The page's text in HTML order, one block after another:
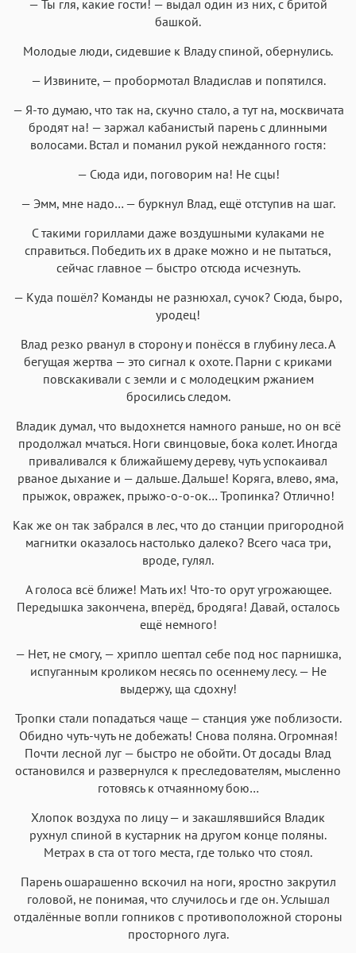
— Ты гля, какие гости! — выдал один из них, с бритой
башкой.
Молодые люди, сидевшие к Владу спиной, обернулись.
— Извините, — пробормотал Владислав и попятился.
— Я-то думаю, что так на, скучно стало, а тут на, москвичата
бродят на! — заржал кабанистый парень с длинными
волосами. Встал и поманил рукой нежданного гостя:
— Сюда иди, поговорим на! Не сцы!
— Эмм, мне надо… — буркнул Влад, ещё отступив на шаг.
С такими гориллами даже воздушными кулаками не
справиться. Победить их в драке можно и не пытаться,
сейчас главное — быстро отсюда исчезнуть.
— Куда пошёл? Команды не разнюхал, сучок? Сюда, быро,
уродец!
Влад резко рванул в сторону и понёсся в глубину леса. А
бегущая жертва — это сигнал к охоте. Парни с криками
повскакивали с земли и с молодецким ржанием
бросились следом.
Владик думал, что выдохнется намного раньше, но он всё
продолжал мчаться. Ноги свинцовые, бока колет. Иногда
приваливался к ближайшему дереву, чуть успокаивал
рваное дыхание и — дальше. Дальше! Коряга, влево, яма,
прыжок, овражек, прыжо-о-о-ок… Тропинка? Отлично!
Как же он так забрался в лес, что до станции пригородной
магнитки оказалось настолько далеко? Всего часа три,
вроде, гулял.
А голоса всё ближе! Мать их! Что-то орут угрожающее.
Передышка закончена, вперёд, бродяга! Давай, осталось
ещё немного!
— Нет, не смогу, — хрипло шептал себе под нос парнишка,
испуганным кроликом несясь по осеннему лесу. — Не
выдержу, ща сдохну!
Тропки стали попадаться чаще — станция уже поблизости.
Обидно чуть-чуть не добежать! Снова поляна. Огромная!
Почти лесной луг — быстро не обойти. От досады Влад
остановился и развернулся к преследователям, мысленно
готовясь к отчаянному бою…
Хлопок воздуха по лицу — и закашлявшийся Владик
рухнул спиной в кустарник на другом конце поляны.
Метрах в ста от того места, где только что стоял.
Парень ошарашенно вскочил на ноги, яростно закрутил
головой, не понимая, что случилось и где он. Услышал
отдалённые вопли гопников с противоположной стороны
просторного луга.